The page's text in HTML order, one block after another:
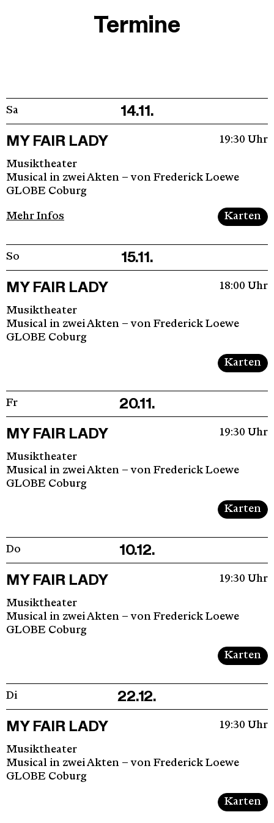
Termine
Sa 14.11.
19:30 Uhr
MY FAIR LADY
Musiktheater
Musical in zwei Akten – von Frederick Loewe
GLOBE Coburg
Mehr Infos Karten
So 15.11.
18:00 Uhr
MY FAIR LADY
Musiktheater
Musical in zwei Akten – von Frederick Loewe
GLOBE Coburg
Karten
Fr 20.11.
19:30 Uhr
MY FAIR LADY
Musiktheater
Musical in zwei Akten – von Frederick Loewe
GLOBE Coburg
Karten
Do 10.12.
19:30 Uhr
MY FAIR LADY
Musiktheater
Musical in zwei Akten – von Frederick Loewe
GLOBE Coburg
Karten
Di 22.12.
19:30 Uhr
MY FAIR LADY
Musiktheater
Musical in zwei Akten – von Frederick Loewe
GLOBE Coburg
Karten